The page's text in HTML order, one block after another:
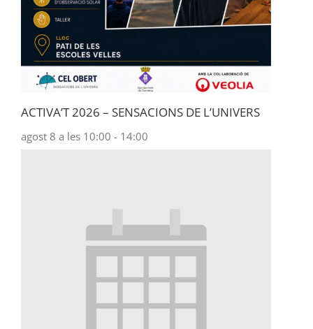
ACTIVA’T 2026 – SENSACIONS DE L’UNIVERS
agost 8 a les 10:00 - 14:00